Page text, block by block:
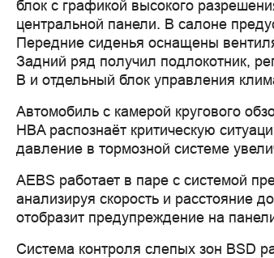
блок с графикой высокого
центральной панели. В салоне
Передние сиденья оснащены
Задний ряд получил подлокотник,
В и отдельный блок управления
Автомобиль с камерой кругового
HBA распознаёт критическую
давление в тормозной системе
AEBS работает в паре с системой
анализируя скорость и расстояние
отобразит предупреждение на
Система контроля слепых зон BSD